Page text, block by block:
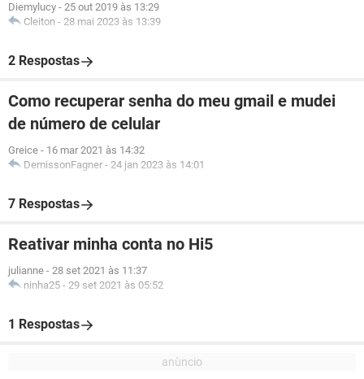
Diemylucy - 25 out 2019 às 13:29
Cleiton - 28 mai 2023 às 13:39
2 Respostas
Como recuperar senha do meu gmail e mudei
de número de celular
Greice - 16 mar 2021 às 14:32
DemissonFagner - 24 jan 2023 às 14:01
7 Respostas
Reativar minha conta no Hi5
julianne - 28 set 2021 às 11:37
ninha25 - 29 set 2021 às 05:52
1 Respostas